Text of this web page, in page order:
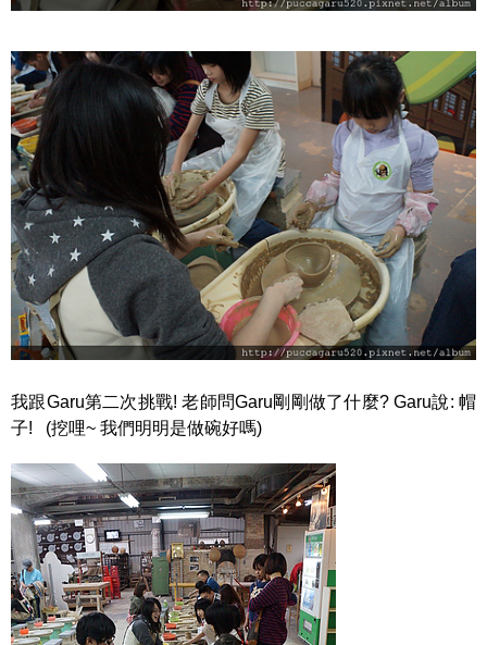
我跟Garu第二次挑戰! 老師問Garu剛剛做了什麼? Garu說: 帽
子! (挖哩~ 我們明明是做碗好嗎)